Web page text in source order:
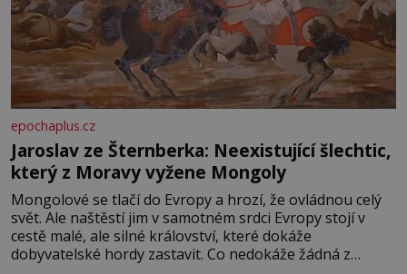
epochaplus.cz
Jaroslav ze Šternberka: Neexistující šlechtic,
který z Moravy vyžene Mongoly
Mongolové se tlačí do Evropy a hrozí, že ovládnou celý
svět. Ale naštěstí jim v samotném srdci Evropy stojí v
cestě malé, ale silné království, které dokáže
dobyvatelské hordy zastavit. Co nedokáže žádná z